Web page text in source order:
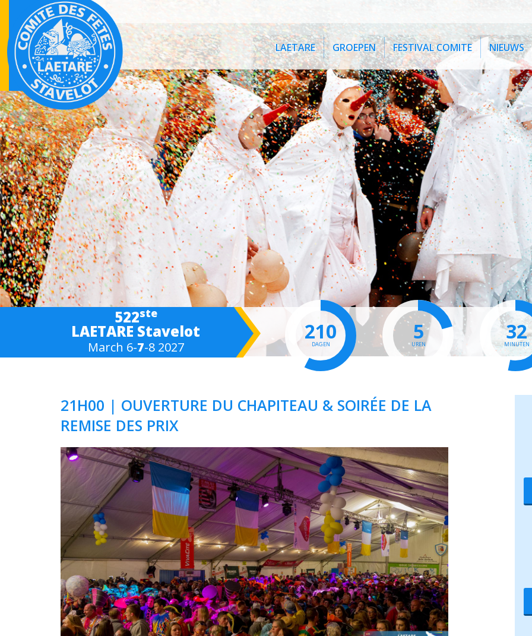
LAETARE GROEPEN FESTIVAL COMITE NIEUWS
522ste
LAETARE Stavelot
March 6-7-8 2027
210
DAGEN
5
UREN
32
MINUTEN
21H00 | OUVERTURE DU CHAPITEAU & SOIRÉE DE LA
REMISE DES PRIX